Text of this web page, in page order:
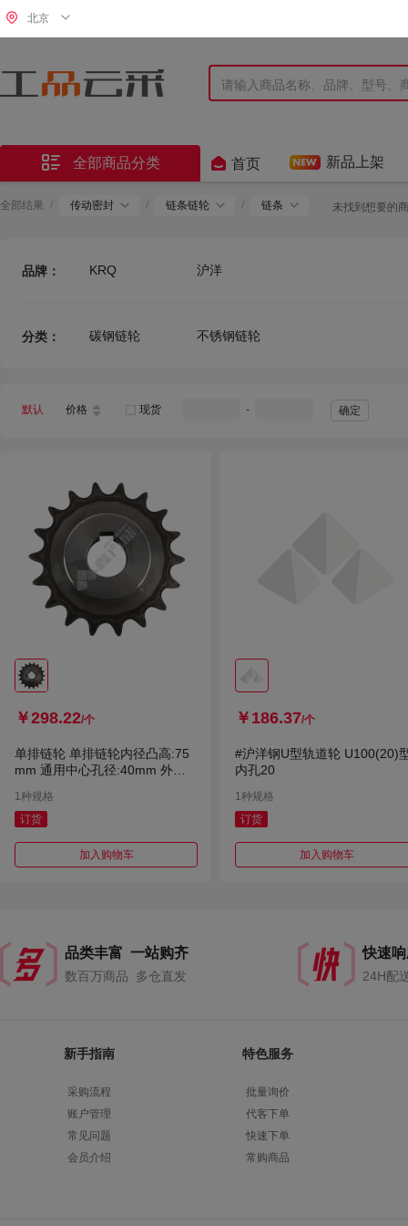
北京
 全部商品分类  首页 新品上架
全部结果 / 传动密封 / 链条链轮 / 链条 未找到想要的
品牌： KRQ 沪洋
分类： 碳钢链轮 不锈钢链轮
默认 价格 现货 - 确定
￥298.22/个
单排链轮 单排链轮内径凸高:75
mm 通用中心孔径:40mm 外径:2
75mm内径凸直径：通用中心孔
径：40mm外径：200mm齿数：
1种规格
订货
加入购物车
￥186.37/个
#沪洋钢U型轨道轮 U100(20)
内孔20
1种规格
订货
加入购物车
品类丰富 一站购齐
数百万商品 多仓直发
快速
24H配
新手指南
采购流程
账户管理
常见问题
会员介绍
特色服务
批量询价
代客下单
快速下单
常购商品